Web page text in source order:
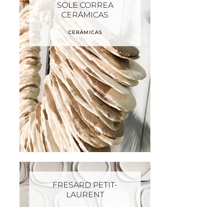
SOLE CORREA
CERÁMICAS
CERÁMICAS
FRESARD PETIT-
LAURENT